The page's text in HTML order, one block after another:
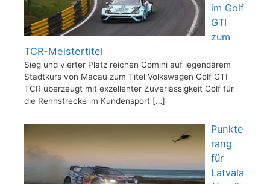
im Golf
GTI
zum
TCR-Meistertitel
Sieg und vierter Platz reichen Comini auf legendärem
Stadtkurs von Macau zum Titel Volkswagen Golf GTI
TCR überzeugt mit exzellenter Zuverlässigkeit Golf für
die Rennstrecke im Kundensport […]
Punkte
rang
für
Latvala